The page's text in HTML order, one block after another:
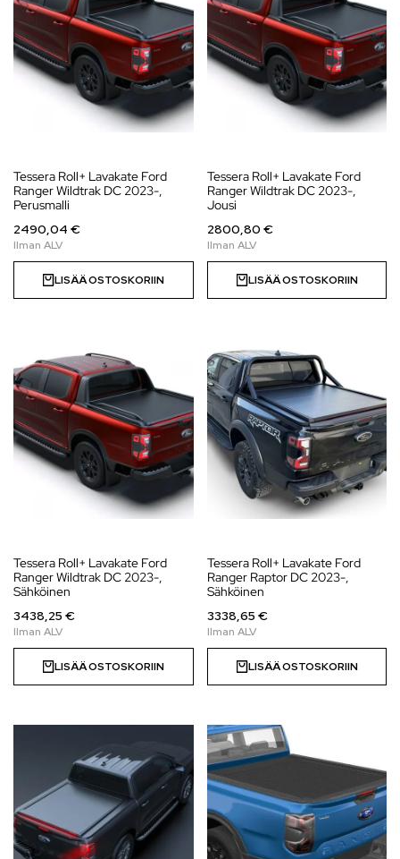
Tessera Roll+ Lavakate Ford
Ranger Wildtrak DC 2023-,
Perusmalli
2490,04 €
LISÄÄ OSTOSKORIIN
Tessera Roll+ Lavakate Ford
Ranger Wildtrak DC 2023-,
Jousi
2800,80 €
LISÄÄ OSTOSKORIIN
Tessera Roll+ Lavakate Ford
Ranger Wildtrak DC 2023-,
Sähköinen
3438,25 €
LISÄÄ OSTOSKORIIN
Tessera Roll+ Lavakate Ford
Ranger Raptor DC 2023-,
Sähköinen
3338,65 €
LISÄÄ OSTOSKORIIN